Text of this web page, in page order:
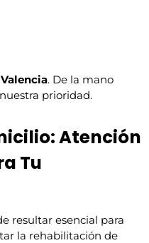
Valencia. De la mano
prioridad.
Atención
Tu
resultar esencial para
la rehabilitación de